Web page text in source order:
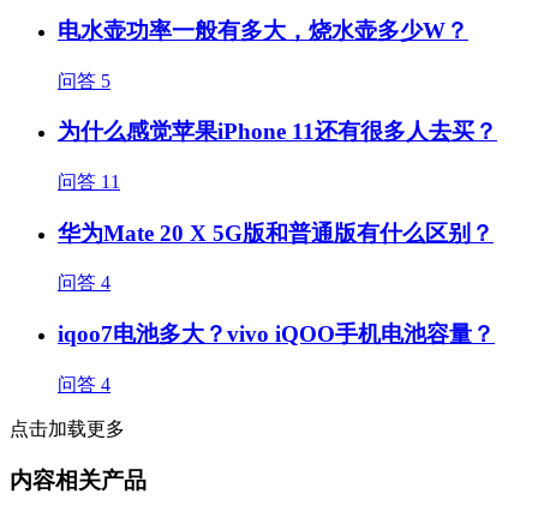
电水壶功率一般有多大，烧水壶多少W？
问答 5
为什么感觉苹果iPhone 11还有很多人去买？
问答 11
华为Mate 20 X 5G版和普通版有什么区别？
问答 4
iqoo7电池多大？vivo iQOO手机电池容量？
问答 4
点击加载更多
内容相关产品